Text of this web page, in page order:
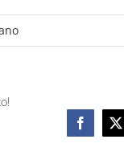
Facebook
X